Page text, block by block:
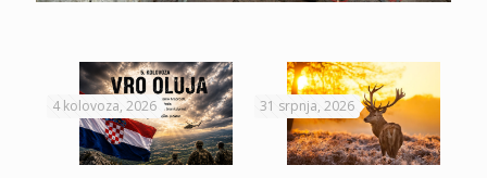
4 kolovoza, 2026 31 srpnja, 2026